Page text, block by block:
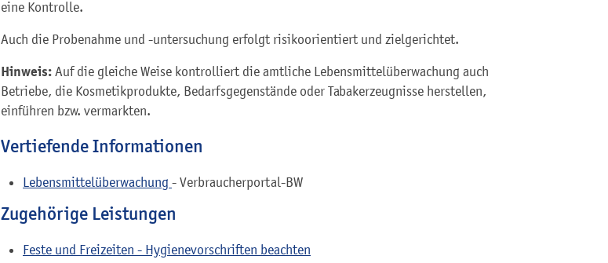
eine Kontrolle.
Auch die Probenahme und -untersuchung erfolgt risikoorientiert und zielgerichtet.
Hinweis: Auf die gleiche Weise kontrolliert die amtliche Lebensmittelüberwachung auch
Betriebe, die Kosmetikprodukte, Bedarfsgegenstände oder Tabakerzeugnisse herstellen,
einführen bzw. vermarkten.
Vertiefende Informationen
Lebensmittelüberwachung - Verbraucherportal-BW
Zugehörige Leistungen
Feste und Freizeiten - Hygienevorschriften beachten